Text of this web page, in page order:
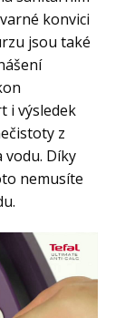
konvici
jsou také
i výsledek
z
vodu. Díky
nemusíte